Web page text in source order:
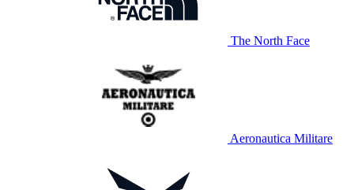
The North Face
Aeronautica Militare